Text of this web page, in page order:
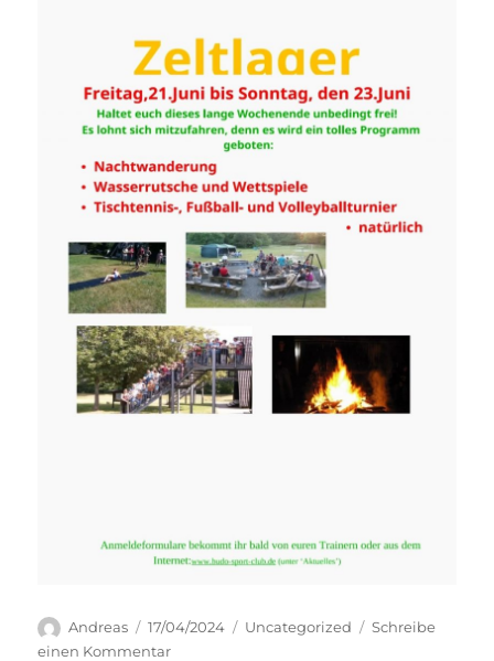
Autor
Andreas
Veröffentlicht
am
17/04/2024 Kategorien
Uncategorized
Schreibe
einen Kommentarzu